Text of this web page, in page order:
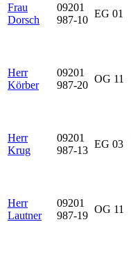
Frau
Dorsch
09201
987-10
EG 01
Herr
Körber
09201
987-20
OG 11
Herr
Krug
09201
987-13
EG 03
Herr
Lautner
09201
987-19
OG 11